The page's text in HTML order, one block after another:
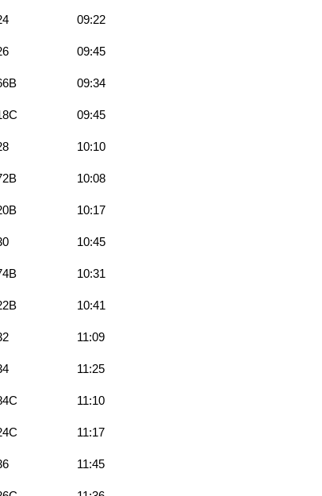
09:22
09:45
09:34
09:45
10:10
10:08
10:17
10:45
10:31
10:41
11:09
11:25
11:10
11:17
11:45